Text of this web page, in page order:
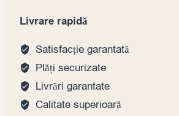
sushi
Nipponia
120BLK,
120
cm,
Livrare rapidă
Satisfacție garantată
Plăți securizate
Livrări garantate
Calitate superioară